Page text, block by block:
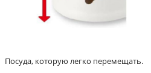
Посуда, которую легко перемещать.